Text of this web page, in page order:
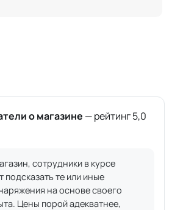
о магазине — рейтинг 5,0
сотрудники в курсе
подсказать те или иные
на основе своего
Цены порой адекватнее,